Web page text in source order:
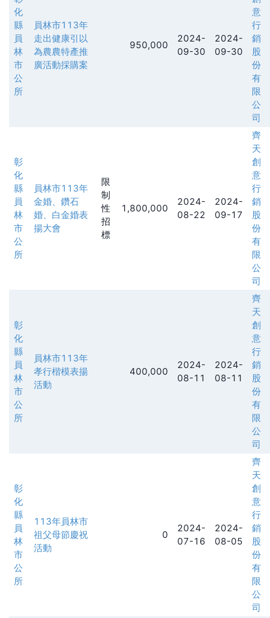
化
縣
員
林
市
公
所
員林市113年
走出健康引以
為農農特產推
廣活動採購案
950,000
2024-
09-30
2024-
09-30
意
行
銷
股
份
有
限
公
司
彰
化
縣
員
林
市
公
所
員林市113年
金婚、鑽石
婚、白金婚表
揚大會
限
制
性
招
標
1,800,000
2024-
08-22
2024-
09-17
齊
天
創
意
行
銷
股
份
有
限
公
司
彰
化
縣
員
林
市
公
所
員林市113年
孝行楷模表揚
活動
400,000
2024-
08-11
2024-
08-11
齊
天
創
意
行
銷
股
份
有
限
公
司
彰
化
縣
員
林
市
公
所
113年員林市
祖父母節慶祝
活動
0
2024-
07-16
2024-
08-05
齊
天
創
意
行
銷
股
份
有
限
公
司